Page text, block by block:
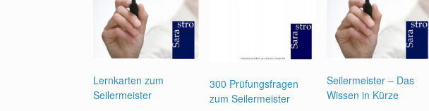
Lernkarten zum
Seilermeister
300 Prüfungsfragen
zum Seilermeister
Seilermeister – Das
Wissen in Kürze